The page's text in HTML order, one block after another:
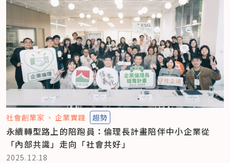
社會創業家 企業實踐 趨勢
永續轉型路上的陪跑員：倫理長計畫陪伴中小企業從
「內部共識」走向「社會共好」
2025.12.18